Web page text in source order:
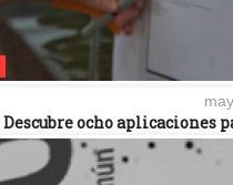
Descubre ocho aplicaciones